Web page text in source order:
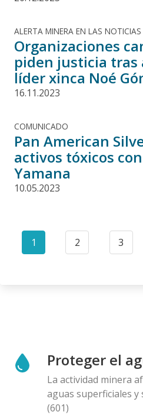
ALERTA MINERA EN LAS NOTICIAS
Organizaciones
piden justicia tras
líder xinca Noé
16.11.2023
COMUNICADO
Pan American
activos tóxicos
Yamana
10.05.2023
Paginación
Current
1
Page
2
Page
3
Proteger el
La actividad minera
aguas superficiales
(601)